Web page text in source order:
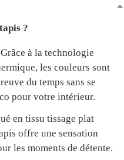
?
Grâce à la technologie
les couleurs sont
du temps sans se
pour votre intérieur.
en tissu tissage plat
offre une sensation
les moments de détente.